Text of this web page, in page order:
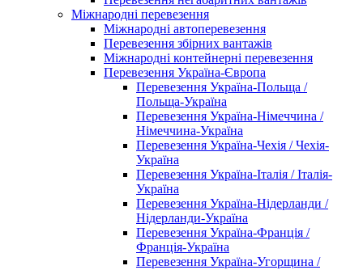
Міжнародні перевезення
Міжнародні автоперевезення
Перевезення збірних вантажів
Міжнародні контейнерні перевезення
Перевезення Україна-Європа
Перевезення Україна-Польща /
Польща-Україна
Перевезення Україна-Німеччина /
Німеччина-Україна
Перевезення Україна-Чехія / Чехія-
Україна
Перевезення Україна-Італія / Італія-
Україна
Перевезення Україна-Нідерланди /
Нідерланди-Україна
Перевезення Україна-Франція /
Франція-Україна
Перевезення Україна-Угорщина /